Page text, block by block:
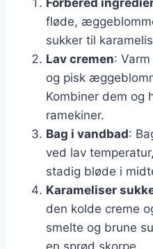
fløde,
sukker til
Lav cremen:
og pisk
Kombiner dem og
ramekiner.
Bag i vandbad:
ved lav
stadig bløde i
Karameliser
den kolde creme
smelte og brune
en sprød skorpe.